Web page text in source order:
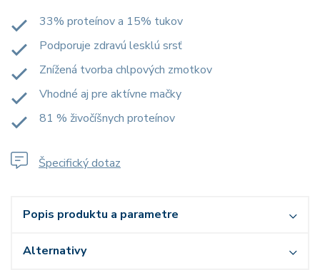
33% proteínov a 15% tukov
Podporuje zdravú lesklú srsť
Znížená tvorba chlpových zmotkov
Vhodné aj pre aktívne mačky
81 % živočíšnych proteínov
Špecifický dotaz
Popis produktu a parametre
Alternativy